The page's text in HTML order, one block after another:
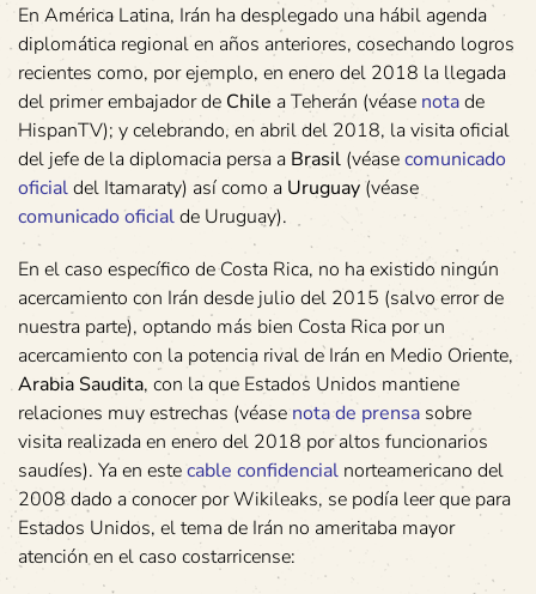
En América Latina, Irán ha desplegado una hábil agenda
diplomática regional en años anteriores, cosechando logros
recientes como, por ejemplo, en enero del 2018 la llegada
del primer embajador de Chile a Teherán (véase notade
HispanTV); y celebrando, en abril del 2018, la visita oficial
del jefe de la diplomacia persa a Brasil (véasecomunicado
oficialdel Itamaraty) así como a Uruguay(véase
comunicado oficialde Uruguay).
En el caso específico de Costa Rica, no ha existido ningún
acercamiento con Irán desde julio del 2015 (salvo error de
nuestra parte), optando más bien Costa Rica por un
acercamiento con la potencia rival de Irán en Medio Oriente,
Arabia Saudita, con la que Estados Unidos mantiene
relaciones muy estrechas (véase nota de prensa sobre
visita realizada en enero del 2018 por altos funcionarios
saudíes). Ya en estecable confidencial norteamericano del
2008 dado a conocer por Wikileaks, se podía leer que para
Estados Unidos, el tema de Irán no ameritaba mayor
atención en el caso costarricense: